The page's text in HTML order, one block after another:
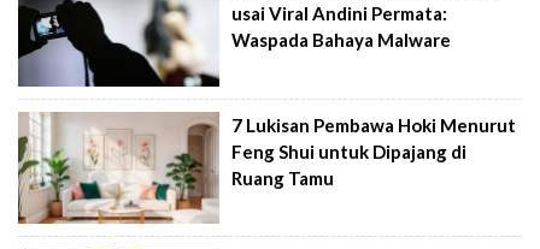
usai Viral Andini Permata:
Waspada Bahaya Malware
7 Lukisan Pembawa Hoki Menurut
Feng Shui untuk Dipajang di
Ruang Tamu